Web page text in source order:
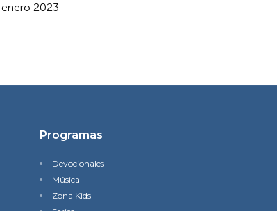
enero 2023
Programas
Devocionales
Música
Zona Kids